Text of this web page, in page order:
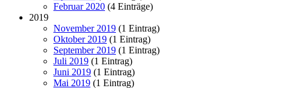
Februar 2020 (4 Einträge)
2019
November 2019 (1 Eintrag)
Oktober 2019 (1 Eintrag)
September 2019 (1 Eintrag)
Juli 2019 (1 Eintrag)
Juni 2019 (1 Eintrag)
Mai 2019 (1 Eintrag)